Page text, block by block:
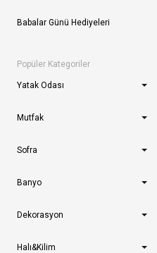
Babalar Günü Hediyeleri
Popüler Kategoriler
Yatak Odası
Mutfak
Sofra
Banyo
Dekorasyon
Halı&Kilim